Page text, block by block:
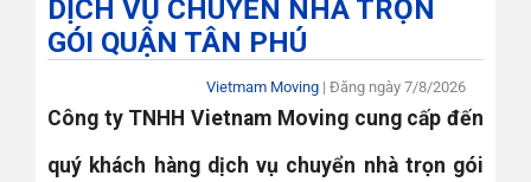
DỊCH VỤ CHUYỂN NHÀ TRỌN
GÓI QUẬN TÂN PHÚ
Vietmam Moving| Đăng ngày 7/8/2026
Công ty TNHH Vietnam Moving cung cấp đến
quý khách hàng dịch vụ chuyển nhà trọn gói